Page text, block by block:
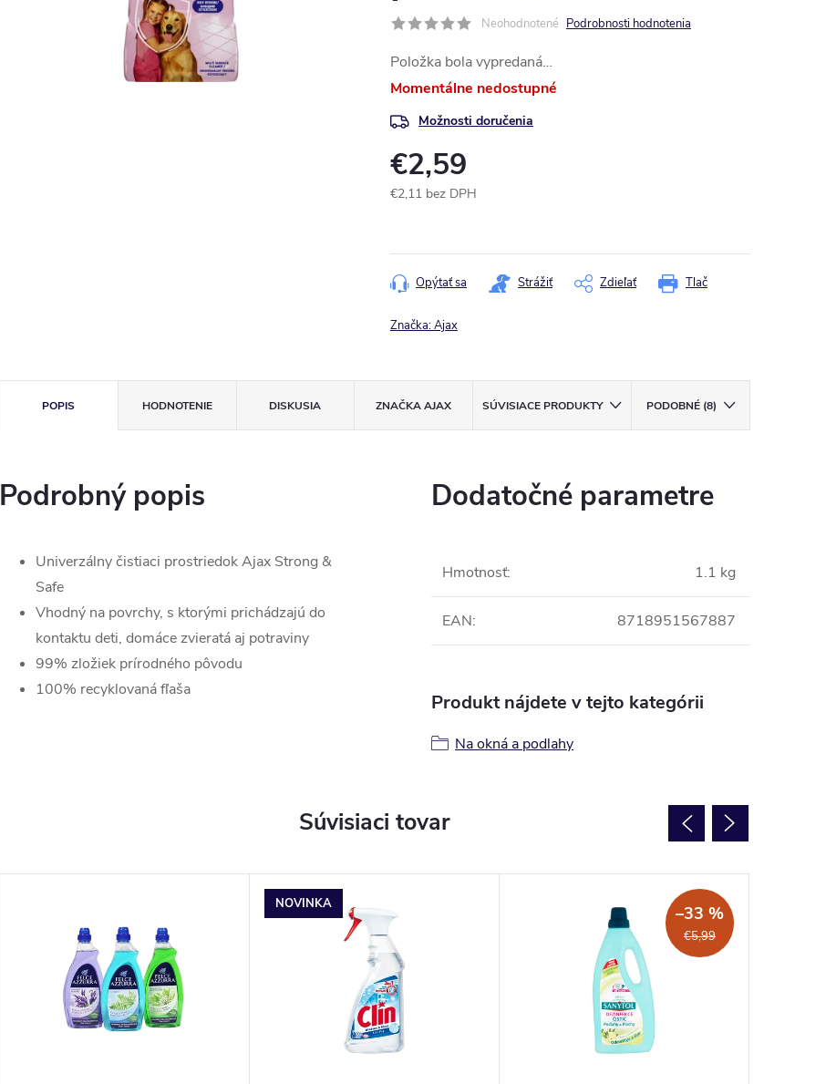
Neohodnotené Podrobnosti hodnotenia
Položka bola vypredaná…
Momentálne nedostupné
Možnosti doručenia
€2,59
€2,11 bez DPH
Tlač
Opýtať sa Strážiť Zdieľať
Značka:Ajax
POPIS HODNOTENIE DISKUSIA ZNAČKAAJAX SÚVISIACE PRODUKTY PODOBNÉ (8)
Podrobný popis
Univerzálny čistiaci prostriedok Ajax Strong &
Safe
Vhodný na povrchy, s ktorými prichádzajú do
kontaktu deti, domáce zvieratá aj potraviny
99% zložiek prírodného pôvodu
100% recyklovaná fľaša
Dodatočné parametre
Hmotnosť: 1.1 kg
EAN: 8718951567887
Produkt nájdete v tejto kategórii
Na okná a podlahy
Súvisiaci tovar
NOVINKA
€5,99
–33 %